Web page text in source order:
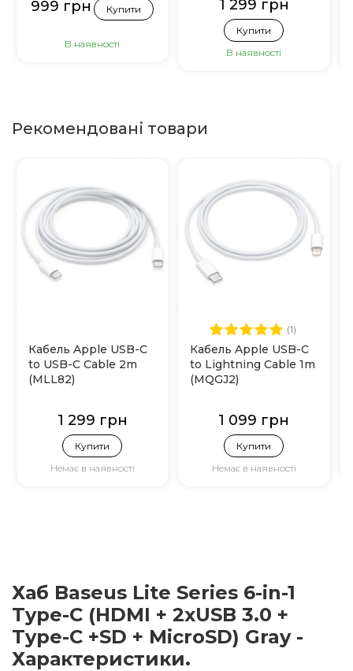
999 грн Купити
В наявності
1 299 грн
Купити
В наявності
Рекомендовані товари
Кабель Apple USB-C
to USB-C Cable 2m
(MLL82)
1 299 грн
Купити
Немає в наявності
(1)
Кабель Apple USB-C
to Lightning Cable 1m
(MQGJ2)
1 099 грн
Купити
Немає в наявності
Хаб Baseus Lite Series 6-in-1
Type-C (HDMI + 2xUSB 3.0 +
Type-C +SD + MicroSD) Gray -
Характеристики.